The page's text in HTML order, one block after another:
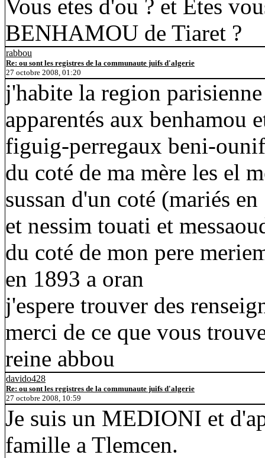
Vous etes d'ou ? et Etes
BENHAMOU de Tiaret ?
rabbou
Re: ou sont les registres de la communaute juifs d'algerie
27 octobre 2008, 01:20
j'habite la region
apparentés aux benhamou
figuig-perregaux beni-
du coté de ma mère les el
sussan d'un coté (mariés
et nessim touati et
du coté de mon pere
en 1893 a oran
j'espere trouver des
merci de ce que vous
reine abbou
davido428
Re: ou sont les registres de la communaute juifs d'algerie
27 octobre 2008, 10:59
Je suis un MEDIONI et
famille a Tlemcen.